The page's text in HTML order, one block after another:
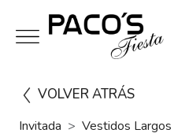
VOLVER ATRÁS
Invitada
Vestidos Largos